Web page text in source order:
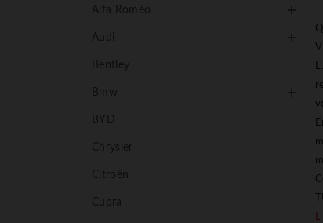
Alfa Roméo 
Audi 
Bentley
Bmw 
BYD
Chrysler
Citroën
Cupra